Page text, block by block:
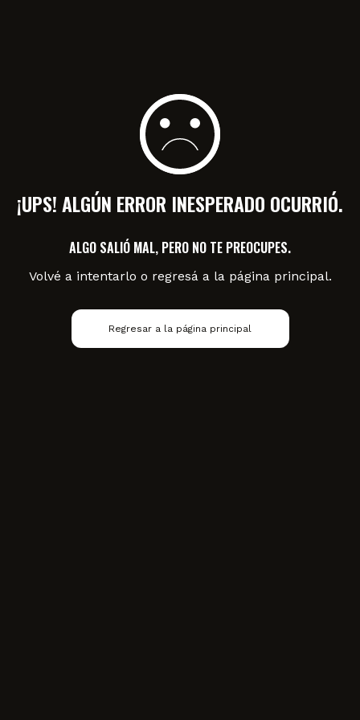
¡UPS! ALGÚN ERROR INESPERADO OCURRIÓ.
ALGO SALIÓ MAL, PERO NO TE PREOCUPES.
Volvé a intentarlo o regresá a la página principal.
Regresar a la página principal